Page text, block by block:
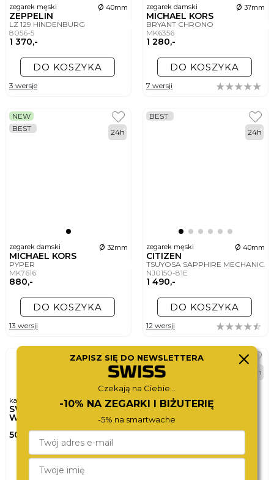
zegarek męski ø 40mm
ZEPPELIN
LZ 129 HINDENBURG
8056-5
1 370,-
DO KOSZYKA
3 wersje
zegarek damski ø 37mm
MICHAEL KORS
BRYANT CHRONO
MK6356
1 280,-
DO KOSZYKA
7 wersji
zegarek damski ø 32mm
MICHAEL KORS
PYPER
MK7616
880,-
NEW
BEST
24h
DO KOSZYKA
13 wersji
zegarek męski ø 40mm
CITIZEN
TSUYOSA SAPPHIRE
NJ0150-81E
1 490,-
BEST
24h
DO KOSZYKA
12 wersji
karta podarunkowa
SWISS
WATCHCARD
500,-
DO KOSZYKA
BEST
24h
ZAPISZ SIĘ DO NEWSLETTERA
Czekają na Ciebie...
-10% NA ZEGARKI I BIŻUTERIĘ
-5% na smartwache